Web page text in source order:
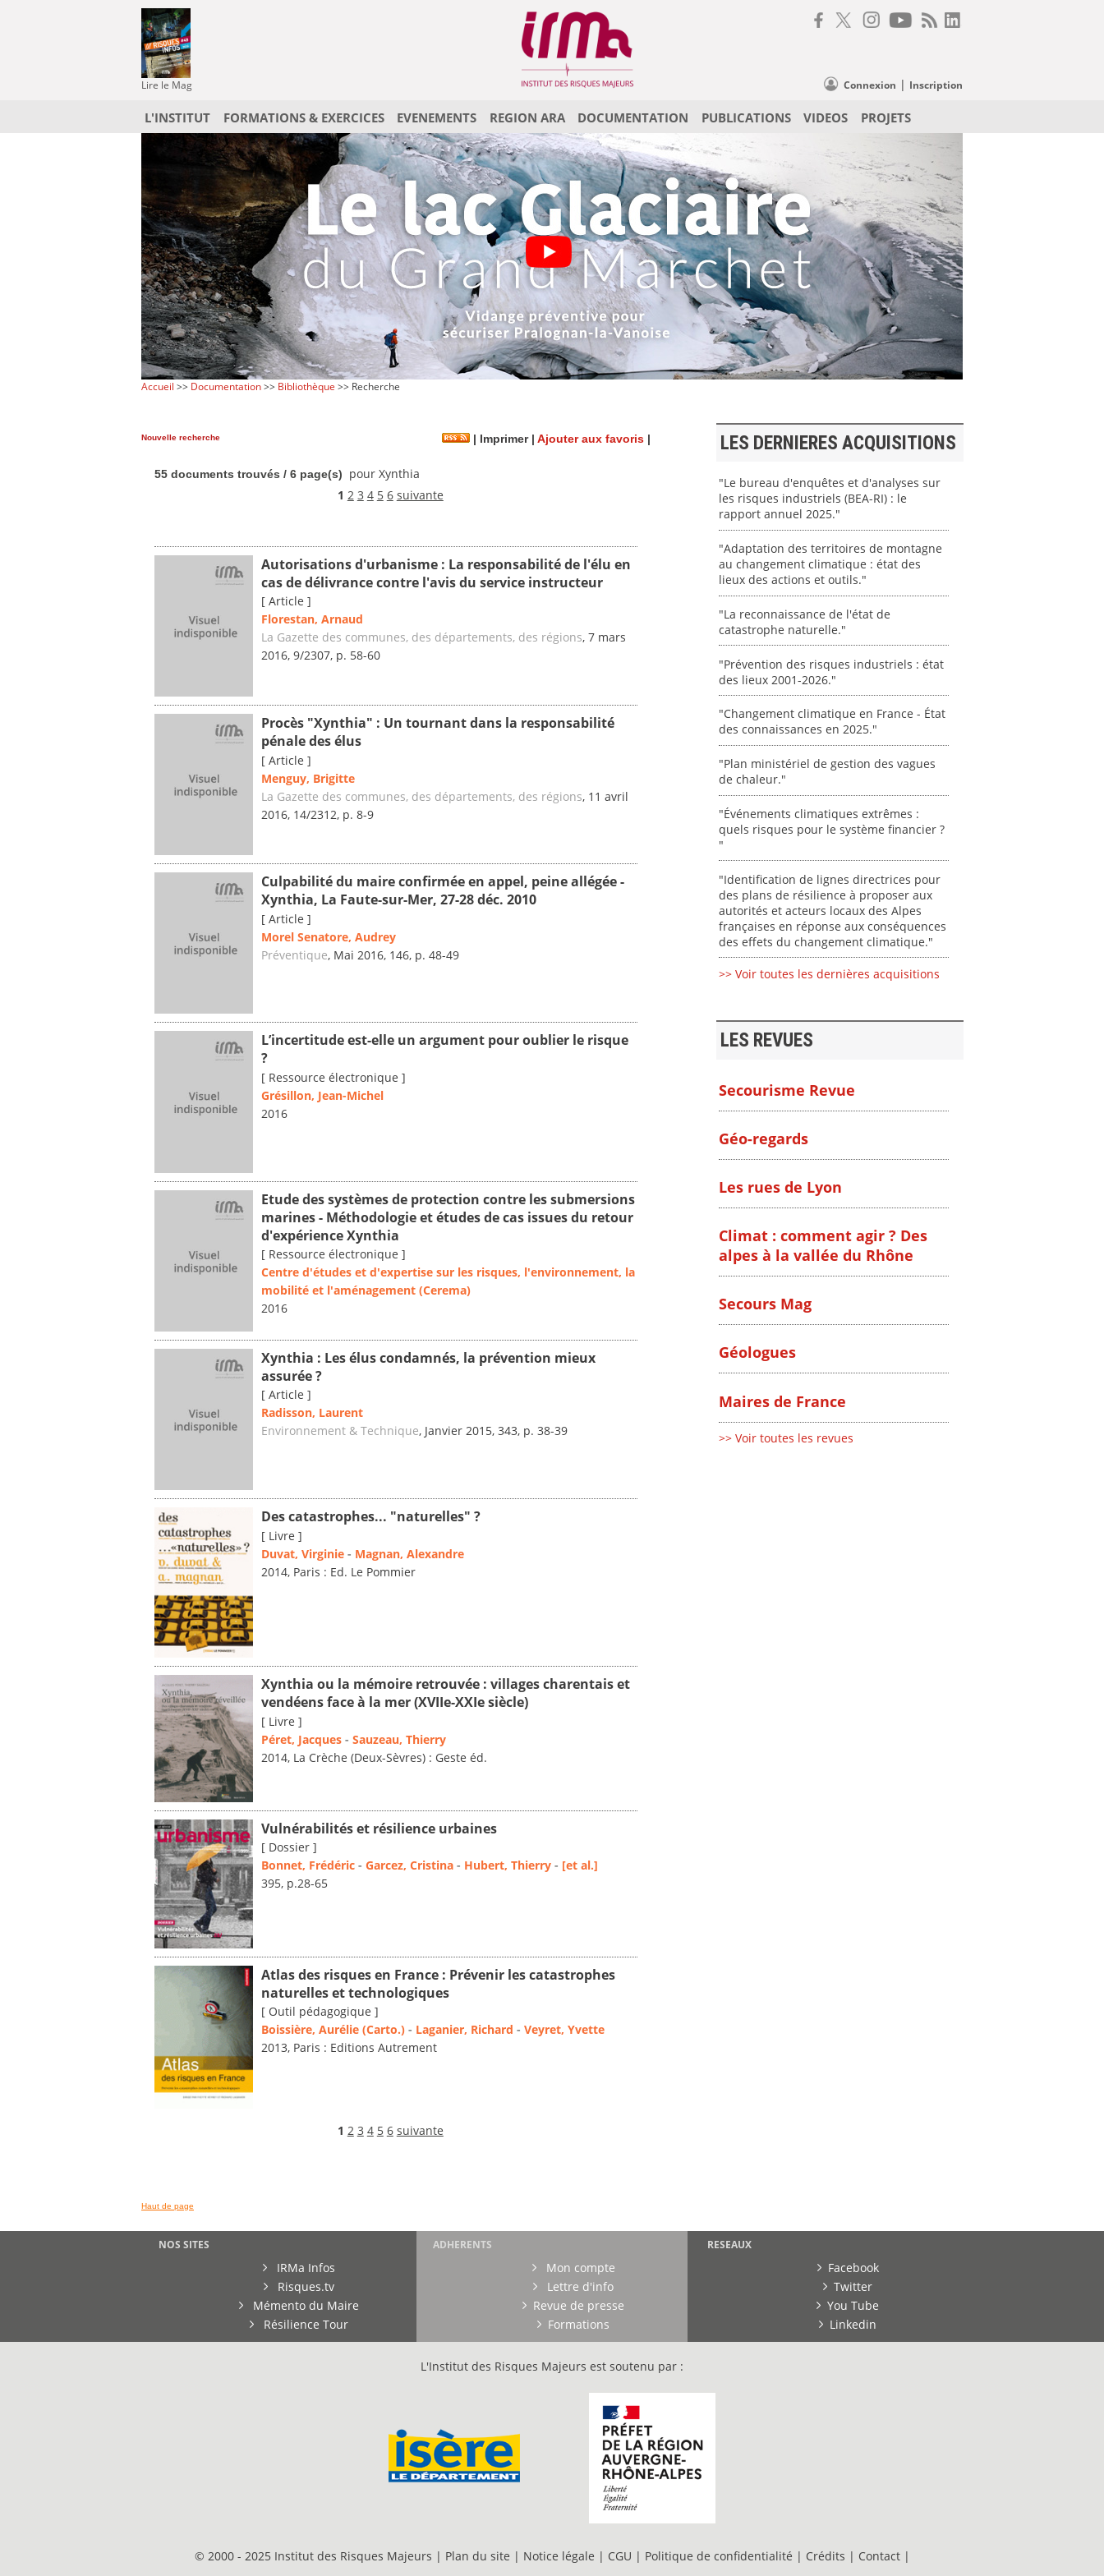
Lire le Mag Connexion | Inscription
L'INSTITUT FORMATIONS & EXERCICES EVENEMENTS REGION ARA DOCUMENTATION PUBLICATIONS VIDEOS PROJETS
Accueil >> Documentation>> Bibliothèque >> Recherche
Nouvelle recherche | Imprimer| Ajouter aux favoris |
55 documents trouvés / 6 page(s)
pour Xynthia
1 2 3 4 5 6 suivante
Autorisations d'urbanisme : La responsabilité de l'élu en
cas de délivrance contre l'avis du service instructeur
[ Article ]
Florestan, Arnaud
La Gazette des communes, des départements, des régions, 7 mars
2016, 9/2307, p. 58-60
Procès "Xynthia" : Un tournant dans la responsabilité
pénale des élus
[ Article ]
Menguy, Brigitte
La Gazette des communes, des départements, des régions, 11 avril
2016, 14/2312, p. 8-9
Culpabilité du maire confirmée en appel, peine allégée -
Xynthia, La Faute-sur-Mer, 27-28 déc. 2010
[ Article ]
Morel Senatore, Audrey
Préventique, Mai 2016, 146, p. 48-49
L’incertitude est-elle un argument pour oublier le risque
?
[ Ressource électronique ]
Grésillon, Jean-Michel
2016
Etude des systèmes de protection contre les submersions
marines - Méthodologie et études de cas issues du retour
d'expérience Xynthia
[ Ressource électronique ]
Centre d'études et d'expertise sur les risques, l'environnement, la
mobilité et l'aménagement (Cerema)
2016
Xynthia : Les élus condamnés, la prévention mieux
assurée ?
[ Article ]
Radisson, Laurent
Environnement & Technique, Janvier 2015, 343, p. 38-39
Des catastrophes... "naturelles" ?
[ Livre ]
Duvat, Virginie - Magnan, Alexandre
2014, Paris : Ed. Le Pommier
Xynthia ou la mémoire retrouvée : villages charentais et
vendéens face à la mer (XVIIe-XXIe siècle)
[ Livre ]
Péret, Jacques - Sauzeau, Thierry
2014, La Crèche (Deux-Sèvres) : Geste éd.
Vulnérabilités et résilience urbaines
[ Dossier ]
Bonnet, Frédéric - Garcez, Cristina - Hubert, Thierry - [et al.]
395, p.28-65
Atlas des risques en France : Prévenir les catastrophes
naturelles et technologiques
[ Outil pédagogique ]
Boissière, Aurélie (Carto.) - Laganier, Richard - Veyret, Yvette
2013, Paris : Editions Autrement
1 2 3 4 5 6 suivante
LES DERNIERES ACQUISITIONS
"Le bureau d'enquêtes et d'analyses sur
les risques industriels (BEA-RI) : le
rapport annuel 2025."
"Adaptation des territoires de montagne
au changement climatique : état des
lieux des actions et outils."
"La reconnaissance de l'état de
catastrophe naturelle."
"Prévention des risques industriels : état
des lieux 2001-2026."
"Changement climatique en France - État
des connaissances en 2025."
"Plan ministériel de gestion des vagues
de chaleur."
"Événements climatiques extrêmes :
quels risques pour le système financier ?
"
"Identification de lignes directrices pour
des plans de résilience à proposer aux
autorités et acteurs locaux des Alpes
françaises en réponse aux conséquences
des effets du changement climatique."
>> Voir toutes les dernières acquisitions
LES REVUES
Secourisme Revue
Géo-regards
Les rues de Lyon
Climat : comment agir ? Des
alpes à la vallée du Rhône
Secours Mag
Géologues
Maires de France
>> Voir toutes les revues
Haut de page
NOS SITES
IRMa Infos
Risques.tv
Mémento du Maire
Résilience Tour
ADHERENTS
Mon compte
Lettre d'info
Revue de presse
Formations
RESEAUX
Facebook
Twitter
You Tube
Linkedin
L'Institut des Risques Majeurs est soutenu par :
© 2000 - 2025 Institut des Risques Majeurs | Plan du site | Notice légale | CGU | Politique de confidentialité | Crédits | Contact |